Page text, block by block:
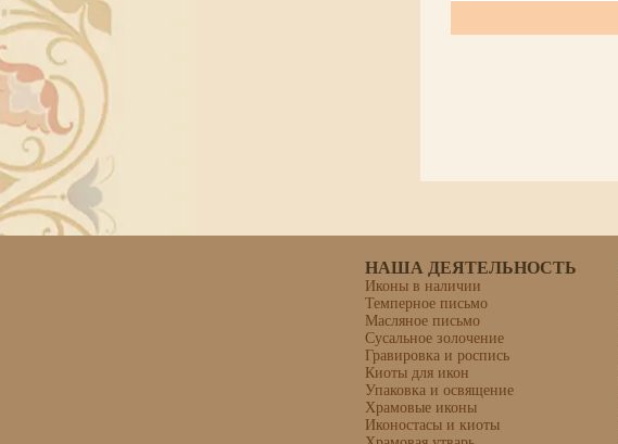
НАША ДЕЯТЕЛЬНОСТЬ
Иконы в наличии
Темперное письмо
Масляное письмо
Сусальное золочение
Гравировка и роспись
Киоты для икон
Упаковка и освящение
Храмовые иконы
Иконостасы и киоты